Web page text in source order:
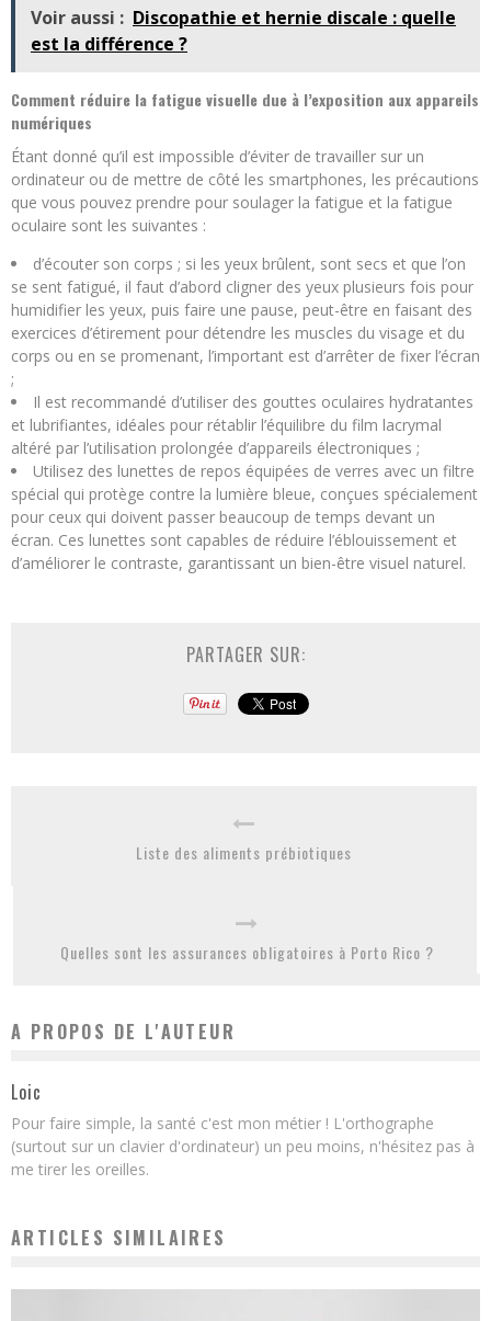
Voir aussi : Discopathie et hernie discale : quelle
est la différence ?
Comment réduire la fatigue visuelle due à l’exposition aux appareils
numériques
Étant donné qu’il est impossible d’éviter de travailler sur un
ordinateur ou de mettre de côté les smartphones, les précautions
que vous pouvez prendre pour soulager la fatigue et la fatigue
oculaire sont les suivantes :
d’écouter son corps ; si les yeux brûlent, sont secs et que l’on
se sent fatigué, il faut d’abord cligner des yeux plusieurs fois pour
humidifier les yeux, puis faire une pause, peut-être en faisant des
exercices d’étirement pour détendre les muscles du visage et du
corps ou en se promenant, l’important est d’arrêter de fixer l’écran
;
Il est recommandé d’utiliser des gouttes oculaires hydratantes
et lubrifiantes, idéales pour rétablir l’équilibre du film lacrymal
altéré par l’utilisation prolongée d’appareils électroniques ;
Utilisez des lunettes de repos équipées de verres avec un filtre
spécial qui protège contre la lumière bleue, conçues spécialement
pour ceux qui doivent passer beaucoup de temps devant un
écran. Ces lunettes sont capables de réduire l’éblouissement et
d’améliorer le contraste, garantissant un bien-être visuel naturel.
PARTAGER SUR:
Liste des aliments prébiotiques
Quelles sont les assurances obligatoires à Porto Rico ?
A PROPOS DE L'AUTEUR
Loic
Pour faire simple, la santé c'est mon métier ! L'orthographe
(surtout sur un clavier d'ordinateur) un peu moins, n'hésitez pas à
me tirer les oreilles.
ARTICLES SIMILAIRES